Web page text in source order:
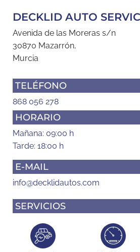
DECKLID AUTO
Avenida de las Moreras s/n
30870 Mazarrón,
Murcia
TELÉFONO
868 056 278
HORARIO
Mañana: 09:00 h
Tarde: 18:00 h
E-MAIL
info@decklidautos.com
SERVICIOS